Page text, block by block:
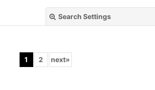
Search Settings
1 2 next»